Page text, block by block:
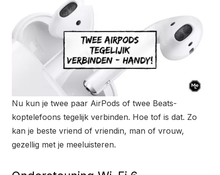
Nu kun je twee paar AirPods of twee Beats-
koptelefoons tegelijk verbinden. Hoe tof is dat. Zo
kan je beste vriend of vriendin, man of vrouw,
gezellig met je meeluisteren.